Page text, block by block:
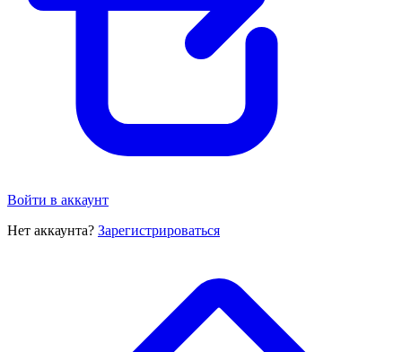
Войти в аккаунт
Нет аккаунта? Зарегистрироваться